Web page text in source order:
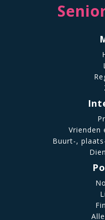
Vrienden
Buurt-,